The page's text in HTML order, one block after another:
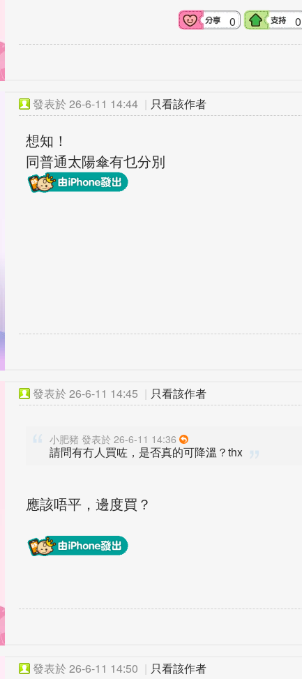
0 0
發表於 26-6-11 14:44 | 只看該作者
想知！
同普通太陽傘有乜分別
發表於 26-6-11 14:45 | 只看該作者
小肥豬 發表於 26-6-11 14:36
請問有冇人買咗，是否真的可降溫？thx
應該唔平，邊度買？
發表於 26-6-11 14:50 | 只看該作者